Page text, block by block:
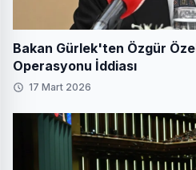
Bakan Gürlek'ten Özgür
Operasyonu İddiası
17 Mart 2026